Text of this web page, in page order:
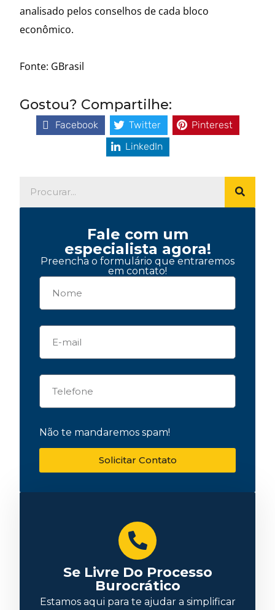
analisado pelos conselhos de cada bloco
econômico.
Fonte: GBrasil
Gostou? Compartilhe:
Facebook Twitter
Pinterest
LinkedIn
Fale com um
especialista agora!
Preencha o formulário que entraremos
em contato!
Não te mandaremos spam!
Solicitar Contato
Se Livre Do Processo
Burocrático
Estamos aqui para te ajudar a simplificar